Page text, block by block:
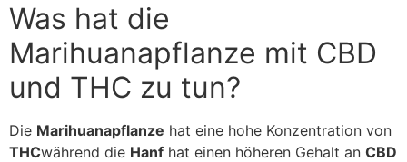
Was hat die
Marihuanapflanze mit CBD
und THC zu tun?
Die Marihuanapflanze hat eine hohe Konzentration von
THCwährend die Hanf hat einen höheren Gehalt an CBD